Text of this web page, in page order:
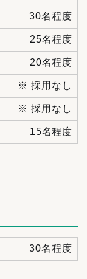
30名程度
25名程度
20名程度
※ 採用なし
※ 採用なし
15名程度
30名程度